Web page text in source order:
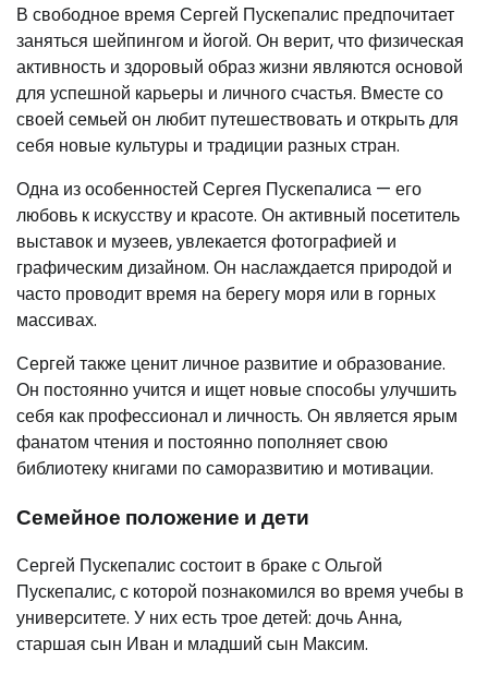
В свободное время Сергей Пускепалис предпочитает
заняться шейпингом и йогой. Он верит, что физическая
активность и здоровый образ жизни являются основой
для успешной карьеры и личного счастья. Вместе со
своей семьей он любит путешествовать и открыть для
себя новые культуры и традиции разных стран.
Одна из особенностей Сергея Пускепалиса — его
любовь к искусству и красоте. Он активный посетитель
выставок и музеев, увлекается фотографией и
графическим дизайном. Он наслаждается природой и
часто проводит время на берегу моря или в горных
массивах.
Сергей также ценит личное развитие и образование.
Он постоянно учится и ищет новые способы улучшить
себя как профессионал и личность. Он является ярым
фанатом чтения и постоянно пополняет свою
библиотеку книгами по саморазвитию и мотивации.
Семейное положение и дети
Сергей Пускепалис состоит в браке с Ольгой
Пускепалис, с которой познакомился во время учебы в
университете. У них есть трое детей: дочь Анна,
старшая сын Иван и младший сын Максим.